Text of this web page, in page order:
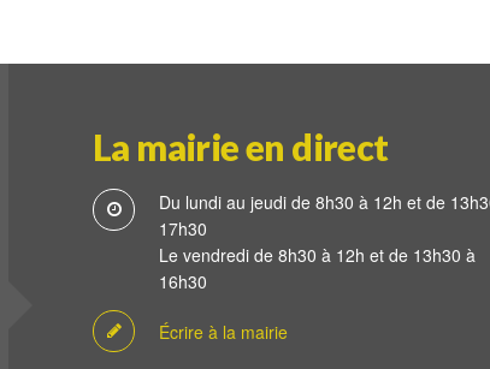
La mairie en direct
Du lundi au jeudi de 8h30 à 12h et de
17h30
Le vendredi de 8h30 à 12h et de 13h30 à
16h30
Écrire à la mairie